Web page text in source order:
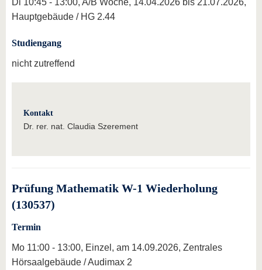
Di 10:45 - 13:00, A/B Woche, 14.04.2026 bis 21.07.2026,
Hauptgebäude / HG 2.44
Studiengang
nicht zutreffend
Kontakt
Dr. rer. nat. Claudia Szerement
Prüfung Mathematik W-1 Wiederholung
(130537)
Termin
Mo 11:00 - 13:00, Einzel, am 14.09.2026, Zentrales
Hörsaalgebäude / Audimax 2